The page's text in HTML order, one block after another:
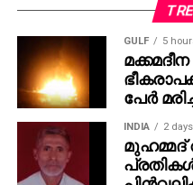
നല്‍കുന്നതിലൂടെ
ചുവടുകൂടി
പ്രവര്‍ത്തനങ്ങള്‍
പാതയില്‍ വലിയ
ധനലക്ഷ്മി ഗ്രൂപ്പ്
കടങ്ങോട്ട് പറഞ്ഞു.
ധനകാര്യ
സാമൂഹിക
GULF 5
പേര്‍
INDIA 2
മുഹമ്മദ്